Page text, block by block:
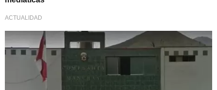
ACTUALIDAD
Siguen las investigaciones